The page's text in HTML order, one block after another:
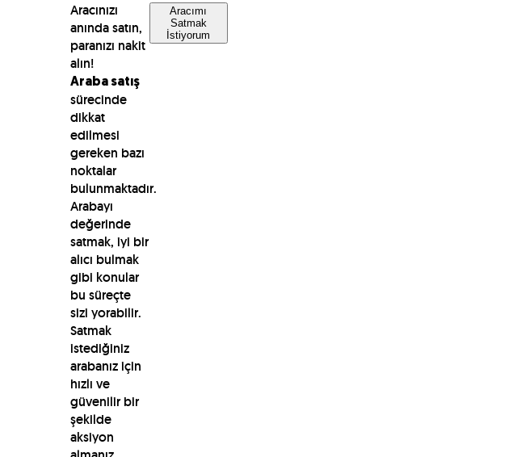
Aracınızı
anında satın,
paranızı nakit
alın!
Aracımı
Satmak
İstiyorum
Araba satış
sürecinde
dikkat
edilmesi
gereken bazı
noktalar
bulunmaktadır.
Arabayı
değerinde
satmak, iyi bir
alıcı bulmak
gibi konular
bu süreçte
sizi yorabilir.
Satmak
istediğiniz
arabanız için
hızlı ve
güvenilir bir
şekilde
aksiyon